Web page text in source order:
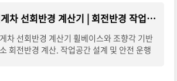
지게차 선회반경 계산기 | 회전반경 작업공간 계산
차 선회반경 계산기 휠베이스와 조향각 기반
회전반경 계산. 작업공간 설계 및 안전 운행